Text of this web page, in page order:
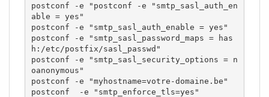
postconf -e "postconf -e "smtp_sasl_auth_en
able = yes"
postconf -e "smtp_sasl_auth_enable = yes"
postconf -e "smtp_sasl_password_maps = has
h:/etc/postfix/sasl_passwd"
postconf -e "smtp_sasl_security_options = n
oanonymous"
postconf -e "myhostname=votre-domaine.be"
postconf  -e "smtp_enforce_tls=yes"